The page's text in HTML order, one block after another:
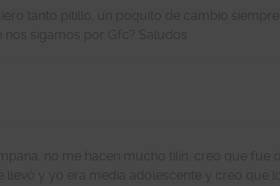
tanto pitillo, un poquito de cambio
nos sigamos por Gfc? Saludos
no me hacen mucho tilín, creo que fue
llevó y yo era media adolescente y creo que